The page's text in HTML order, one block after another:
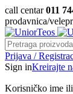
call centar011
prodavnica/
Prijava /
Sign inKreirajte
Korisničko ime ili